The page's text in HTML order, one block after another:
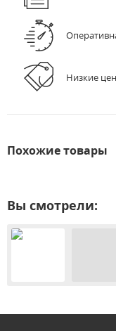
Низкие
Похожие товары
Вы смотрели: